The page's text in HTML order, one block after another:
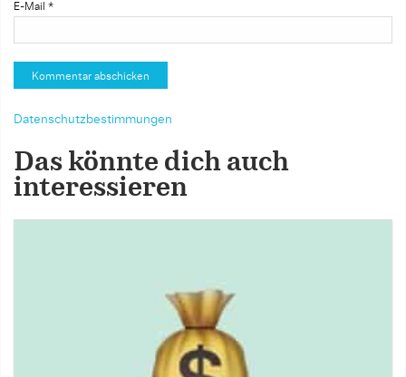
E-Mail *
Datenschutzbestimmungen
Das könnte dich auch
interessieren